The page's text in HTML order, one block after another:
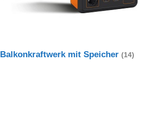
Balkonkraftwerk mit Speicher(14)